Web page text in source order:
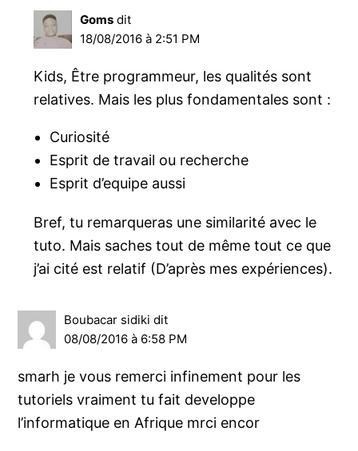
Goms dit
18/08/2016 à 2:51 PM
Kids, Être programmeur, les qualités sont
relatives. Mais les plus fondamentales sont :
Curiosité
Esprit de travail ou recherche
Esprit d’equipe aussi
Bref, tu remarqueras une similarité avec le
tuto. Mais saches tout de même tout ce que
j’ai cité est relatif (D’après mes expériences).
Boubacar sidiki dit
08/08/2016 à 6:58 PM
smarh je vous remerci infinement pour les
tutoriels vraiment tu fait developpe
l’informatique en Afrique mrci encor